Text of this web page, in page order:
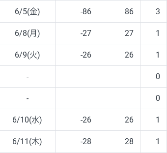
6/5(金) -86 86 3
6/8(月) -27 27 1
6/9(火) -26 26 1
- 0
- 0
6/10(水) -26 26 1
6/11(木) -28 28 1